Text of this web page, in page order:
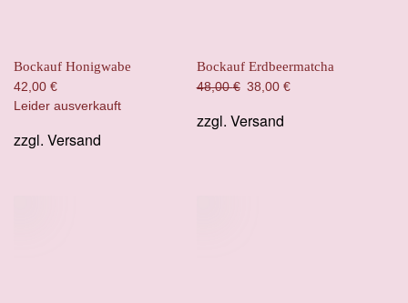
Bockauf Honigwabe
42,00 €
Leider ausverkauft
zzgl. Versand
Bockauf Erdbeermatcha
48,00€ Ursprünglicher
war:
38,00 €
zzgl. Versand